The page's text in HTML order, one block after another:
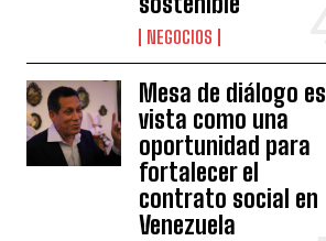
NEGOCIOS
Mesa de diálogo es
vista como una
oportunidad para
fortalecer el
contrato social en
Venezuela